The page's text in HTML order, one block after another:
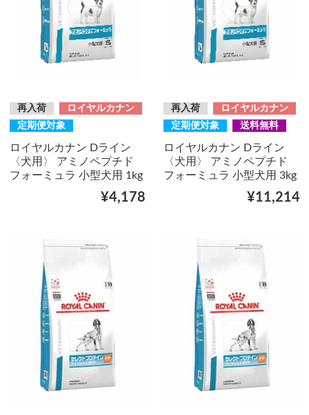
再入荷
ロイヤルカナン
定期便対象
ロイヤルカナン Dライン
〈犬用〉 アミノペプチド
フォーミュラ 小型犬用 1kg
¥4,178
再入荷
ロイヤルカナン
定期便対象
送料無料
ロイヤルカナン Dライン
〈犬用〉 アミノペプチド
フォーミュラ 小型犬用 3kg
¥11,214